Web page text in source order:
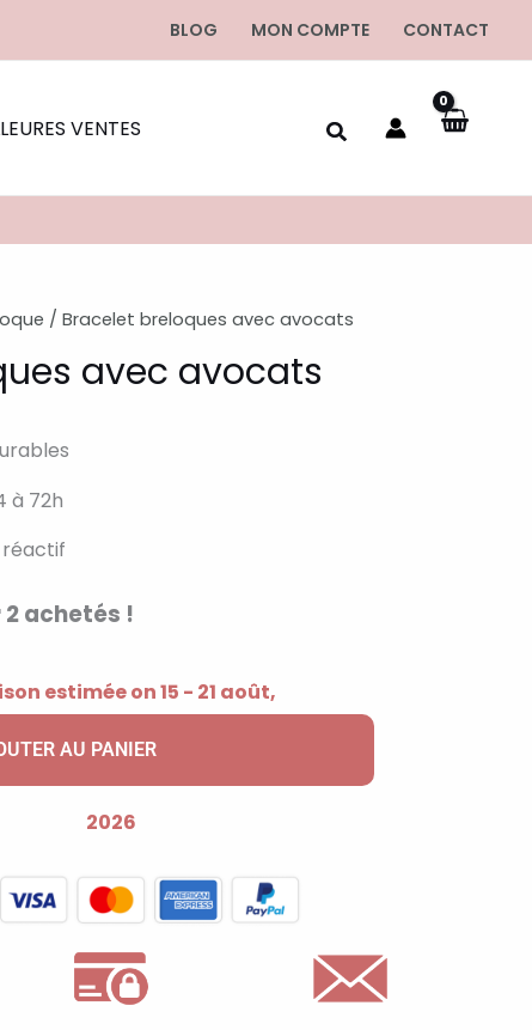
BLOG MON COMPTE CONTACT
VENTES
/ Bracelet breloques avec avocats
avec avocats
à 72h
réactif
achetés !
AU PANIER
estimée on 15 - 21 août,
2026